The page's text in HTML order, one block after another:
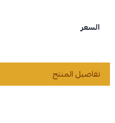
السعر
تفاصيل المنتج